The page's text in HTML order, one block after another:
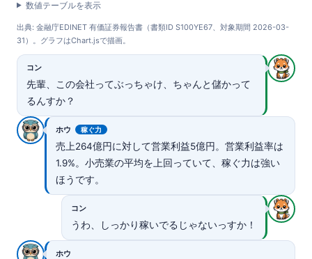
数値テーブルを表示
出典: 金融庁EDINET 有価証券報告書（書類ID S100YE67、対象期間 2026-03-
31）。グラフはChart.jsで描画。
コン
先輩、この会社ってぶっちゃけ、ちゃんと儲かって
るんすか？
ホウ 稼ぐ力
売上264億円に対して営業利益5億円。営業利益率は
1.9%。小売業の平均を上回っていて、稼ぐ力は強い
ほうです。
コン
うわ、しっかり稼いでるじゃないっすか！
ホウ